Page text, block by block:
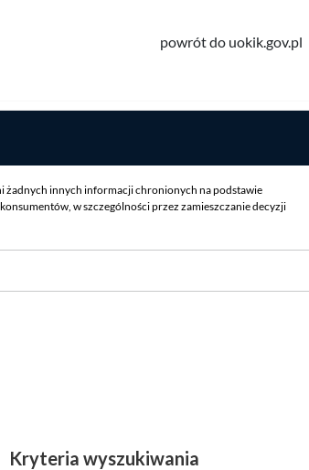
powrót do uokik.gov.pl
żadnych innych informacji chronionych na podstawie
w szczególności przez zamieszczanie decyzji
Kryteria wyszukiwania